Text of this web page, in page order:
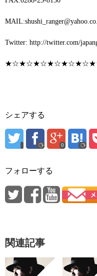
Twitter: http://twitter.com/
シェアする
0
フォローする
関連記事